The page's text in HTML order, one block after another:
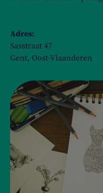
Adres:
Sasstraat 47
Gent, Oost-Vlaanderen